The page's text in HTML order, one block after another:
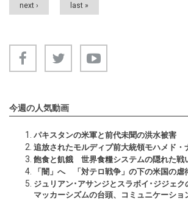
next › last »
今週の人気動画
パキスタンの米軍と前代未聞の洪水被害
追放されたモルディブ前大統領モハメド・
飽食と飢餓 世界食糧システムの隠れた
「闇」へ 「対テロ戦争」の下の米国の
ジュリアン･アサンジとスラボイ･ジジ
マッカーシズムの台頭、コミュニケーショ